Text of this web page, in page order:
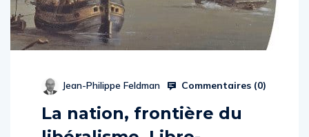
Jean-Philippe Feldman Commentaires (0)
La nation, frontière du